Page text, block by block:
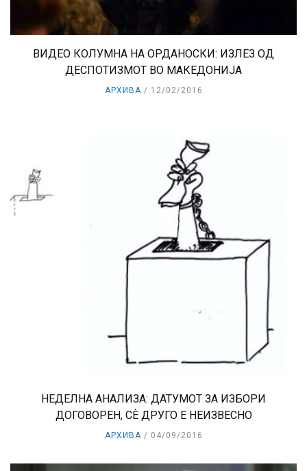
ВИДЕО КОЛУМНА НА ОРДАНОСКИ: ИЗЛЕЗ ОД
ДЕСПОТИЗМОТ ВО МАКЕДОНИЈА
АРХИВА 12/02/2016
НЕДЕЛНА АНАЛИЗА: ДАТУМОТ ЗА ИЗБОРИ
ДОГОВОРЕН, СЀ ДРУГО Е НЕИЗВЕСНО
АРХИВА 04/09/2016